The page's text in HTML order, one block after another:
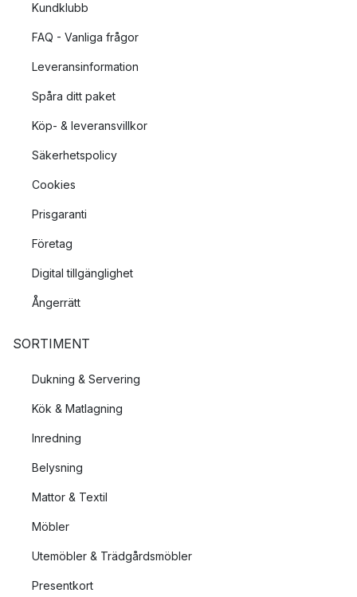
Kundklubb
FAQ - Vanliga frågor
Leveransinformation
Spåra ditt paket
Köp- & leveransvillkor
Säkerhetspolicy
Cookies
Prisgaranti
Företag
Digital tillgänglighet
Ångerrätt
SORTIMENT
Dukning & Servering
Kök & Matlagning
Inredning
Belysning
Mattor & Textil
Möbler
Utemöbler & Trädgårdsmöbler
Presentkort